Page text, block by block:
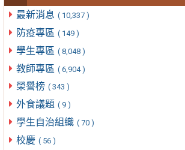
最新消息 ( 10,337 )
防疫專區 ( 149 )
學生專區 ( 8,048 )
教師專區 ( 6,904 )
榮譽榜 ( 343 )
外食議題 ( 9 )
學生自治組織 ( 70 )
校慶 ( 56 )